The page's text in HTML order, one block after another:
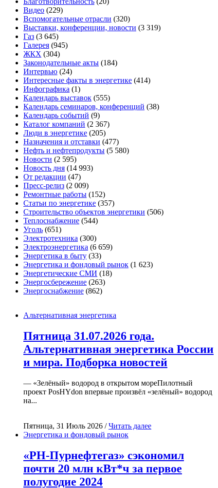
Видео (229)
Вспомогательные отрасли (320)
Выставки, конференции, новости (3 319)
Газ (3 645)
Галерея (945)
ЖКХ (304)
Законодательные акты (184)
Интервью (24)
Интересные факты в энергетике (414)
Инфографика (1)
Календарь выставок (555)
Календарь семинаров, конференций (38)
Календарь событий (9)
Каталог компаний (2 367)
Люди в энергетике (205)
Назначения и отставки (477)
Нефть и нефтепродукты (5 580)
Новости (2 595)
Новость дня (14 993)
От редакции (47)
Пресс-релиз (2 009)
Ремонтные работы (152)
Статьи по энергетике (357)
Строительство объектов энергетики (506)
Теплоснабжение (544)
Уголь (651)
Электротехника (300)
Электроэнергетика (6 659)
Энергетика в быту (33)
Энергетика и фондовый рынок (1 623)
Энергетические СМИ (18)
Энергосбережение (263)
Энергоснабжение (862)
Альтернативная энергетика
Пятница 31.07.2026 года.
Альтернативная энергетика России
и мира. Подборка новостей
— «Зелёный» водород в открытом мореПилотный
проект PosHYdon впервые произвёл «зелёный» водород
на...
Пятница, 31 Июль 2026 /Читать далее
Энергетика и фондовый рынок
«РН-Пурнефтегаз» сэкономил
почти 20 млн кВт*ч за первое
полугодие 2024